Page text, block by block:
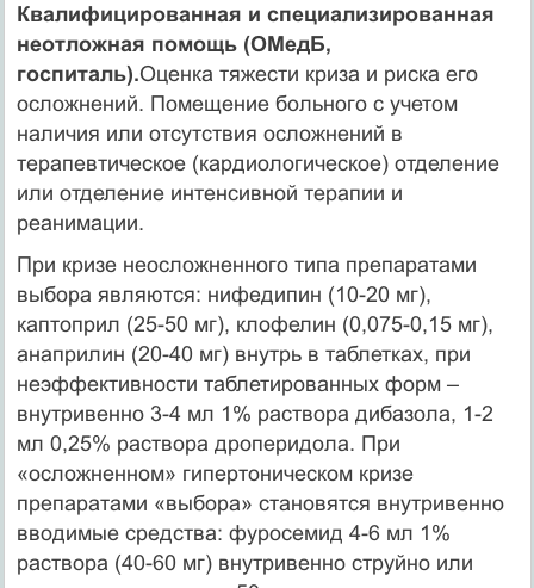
Квалифицированная и специализированная
неотложная помощь (ОМедБ,
госпиталь).Оценка тяжести криза и риска его
осложнений. Помещение больного с учетом
наличия или отсутствия осложнений в
терапевтическое (кардиологическое) отделение
или отделение интенсивной терапии и
реанимации.
При кризе неосложненного типа препаратами
выбора являются: нифедипин (10-20 мг),
каптоприл (25-50 мг), клофелин (0,075-0,15 мг),
анаприлин (20-40 мг) внутрь в таблетках, при
неэффективности таблетированных форм –
внутривенно 3-4 мл 1% раствора дибазола, 1-2
мл 0,25% раствора дроперидола. При
«осложненном» гипертоническом кризе
препаратами «выбора» становятся внутривенно
вводимые средства: фуросемид 4-6 мл 1%
раствора (40-60 мг) внутривенно струйно или